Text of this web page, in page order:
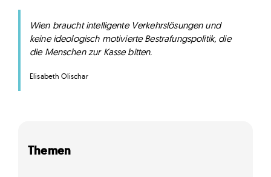
Wien braucht intelligente Verkehrslösungen und
keine ideologisch motivierte Bestrafungspolitik, die
die Menschen zur Kasse bitten.
Elisabeth Olischar
Themen